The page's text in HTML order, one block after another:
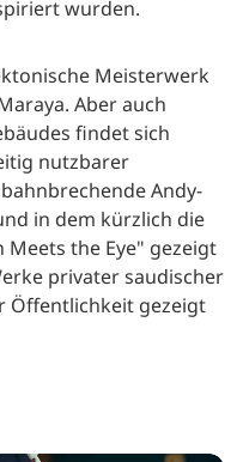
wurden.
Meisterwerk
Aber auch
findet sich
nutzbarer
Andy-
in dem kürzlich die
the Eye" gezeigt
privater saudischer
Öffentlichkeit gezeigt